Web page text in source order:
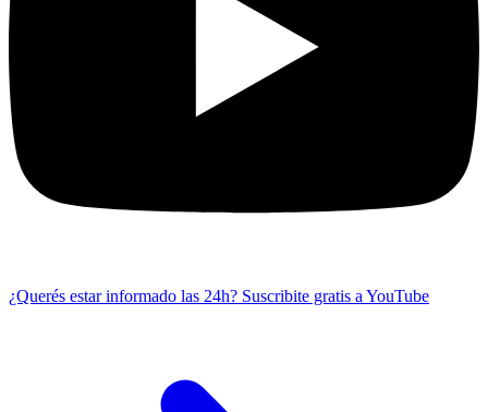
¿Querés estar informado las 24h? Suscribite gratis a YouTube